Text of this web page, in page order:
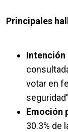
Principales
Intención
votar en
Emoción
30.3% de